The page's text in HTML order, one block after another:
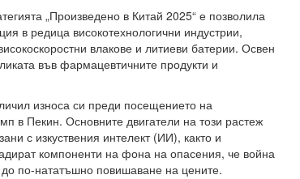
„Произведено в Китай 2025“ е позволила
в редица високотехнологични индустрии,
влакове и литиеви батерии. Освен
във фармацевтичните продукти и
износа си преди посещението на
в Пекин. Основните двигатели на този растеж
с изкуствения интелект (ИИ), както и
компоненти на фона на опасения, че война
по-нататъшно повишаване на цените.